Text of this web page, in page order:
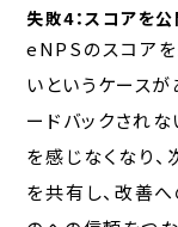
失敗4：スコアを
eNPSのスコア
いというケースが
ードバックされ
を感じなくなり
を共有し、改善